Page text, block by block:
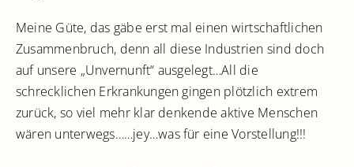
Meine Güte, das gäbe erst mal einen wirtschaftlichen
Zusammenbruch, denn all diese Industrien sind doch
auf unsere „Unvernunft“ ausgelegt…All die
schrecklichen Erkrankungen gingen plötzlich extrem
zurück, so viel mehr klar denkende aktive Menschen
wären unterwegs……jey…was für eine Vorstellung!!!